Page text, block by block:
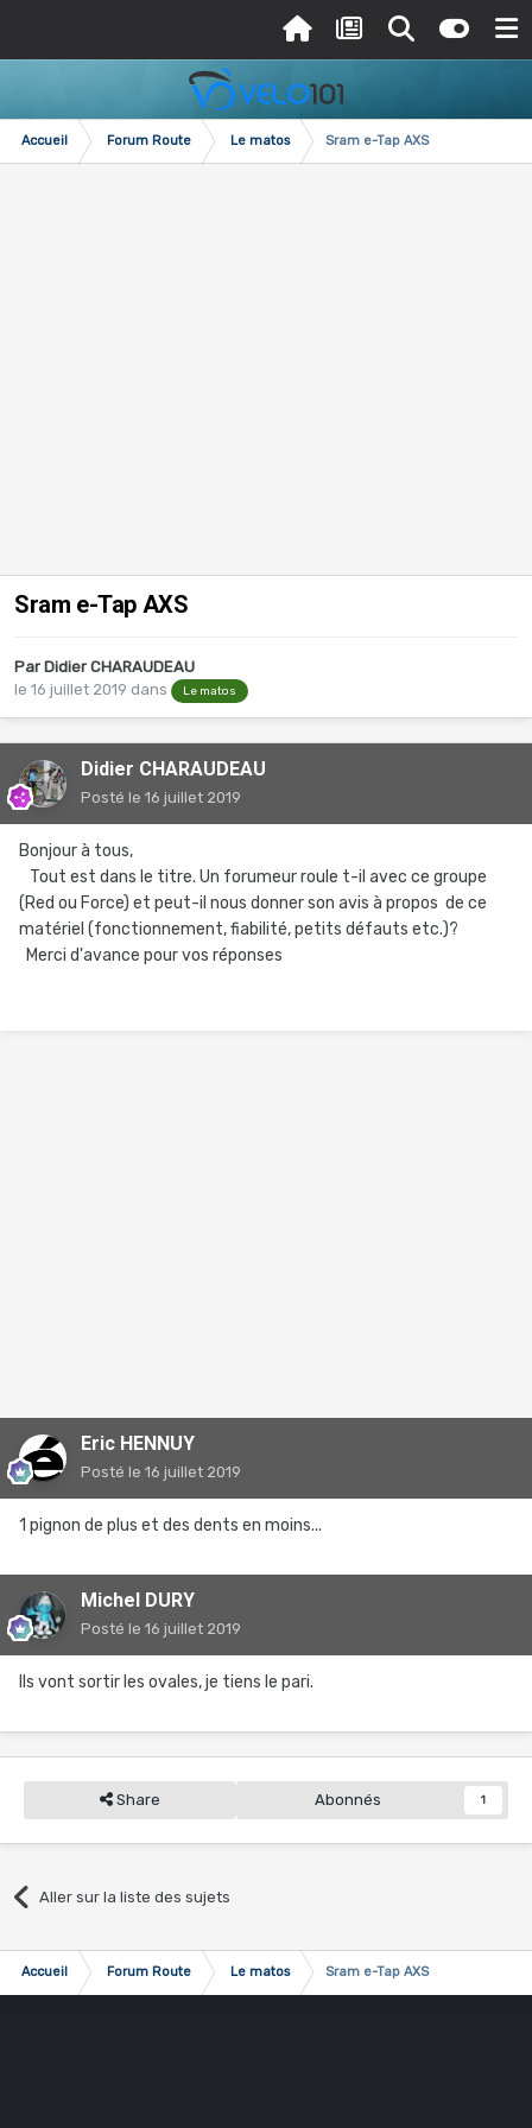
Accueil Forum Route Le matos Sram e-Tap AXS
Sram e-Tap AXS
Par Didier CHARAUDEAU
le 16 juillet 2019 dans Le matos
Didier CHARAUDEAU
Posté le 16 juillet 2019
Bonjour à tous,
Tout est dans le titre. Un forumeur roule t-il avec ce groupe
(Red ou Force) et peut-il nous donner son avis à propos de ce
matériel (fonctionnement, fiabilité, petits défauts etc.)?
Merci d'avance pour vos réponses
Eric HENNUY
Posté le 16 juillet 2019
1 pignon de plus et des dents en moins...
Michel DURY
Posté le 16 juillet 2019
Ils vont sortir les ovales, je tiens le pari.
Share Abonnés 1
Aller sur la liste des sujets
Accueil Forum Route Le matos Sram e-Tap AXS